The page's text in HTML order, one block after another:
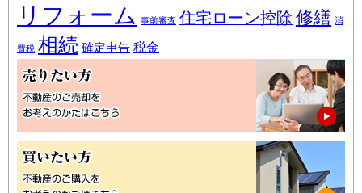
リフォーム 事前審査 住宅ローン控除 修繕 消
費税 相続 確定申告 税金